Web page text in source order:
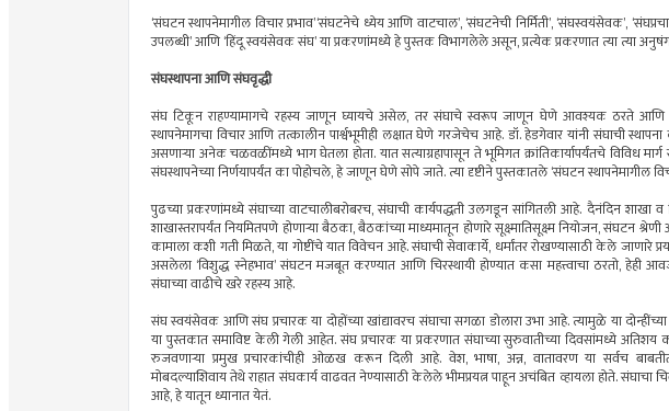
‌‘संघटन स्थापनेमागील विचार प्रभाव‌’‘संघटनेचे ध्येय आणि वाटचाल‌’, ‘संघटनेची निर्मिती‌’, ‌‘संघस्वयंसेवक‌’,
उपलब्धी‌’ आणि ‌‘हिंदू स्वयंसेवक संघ‌’ या प्रकरणांमध्ये हे पुस्तक विभागलेले असून, प्रत्येक प्रकरणात त्या त्या
संघस्थापना आणि संघवृद्धी
संघ टिकून राहण्यामागचे रहस्य जाणून घ्यायचे असेल, तर संघाचे स्वरूप जाणून घेणे आवश्यक ठरते
स्थापनेमागचा विचार आणि तत्कालीन पार्श्वभूमीही लक्षात घेणे गरजेचेच आहे. डॉ. हेडगेवार यांनी संघाची
असणाऱ्या अनेक चळवळींमध्ये भाग घेतला होता. यात सत्याग्रहापासून ते भूमिगत क्रांतिकार्यापर्यंतचे विविध
संघस्थापनेच्या निर्णयापर्यंत का पोहोचले, हे जाणून घेणे सोपे जाते. त्या दृष्टीने पुस्तकातले ‌‘संघटन स्थापनेमागील
पुढच्या प्रकरणांमध्ये संघाच्या वाटचालीबरोबरच, संघाची कार्यपद्धती उलगडून सांगितली आहे. दैनंदिन शाखा व
शाखास्तरापर्यंत नियमितपणे होणाऱ्या बैठका, बैठकांच्या माध्यमातून होणारे सूक्ष्मातिसूक्ष्म नियोजन, संघटन
कामाला कशी गती मिळते, या गोष्टींचे यात विवेचन आहे. संघाची सेवाकार्ये, धर्मांतर रोखण्यासाठी केले जाणारे
असलेला ‌‘विशुद्ध स्नेहभाव‌’ संघटन मजबूत करण्यात आणि चिरस्थायी होण्यात कसा महत्त्वाचा ठरतो, हेही
संघाच्या वाढीचे खरे रहस्य आहे.
संघ स्वयंसेवक आणि संघ प्रचारक या दोहोंच्या खांद्यावरच संघाचा सगळा डोलारा उभा आहे. त्यामुळे या दोन्हींच्या
या पुस्तकात समाविष्ट केली गेली आहेत. संघ प्रचारक या प्रकरणात संघाच्या सुरुवातीच्या दिवसांमध्ये
रुजवणाऱ्या प्रमुख प्रचारकांचीही ओळख करून दिली आहे. वेश, भाषा, अन्न, वातावरण या सर्वच
मोबदल्याशिवाय तेथे राहात संघकार्य वाढवत नेण्यासाठी केलेले भीमप्रयत्न पाहून अचंबित व्हायला होते. संघाचा
आहे, हे यातून ध्यानात येतं.